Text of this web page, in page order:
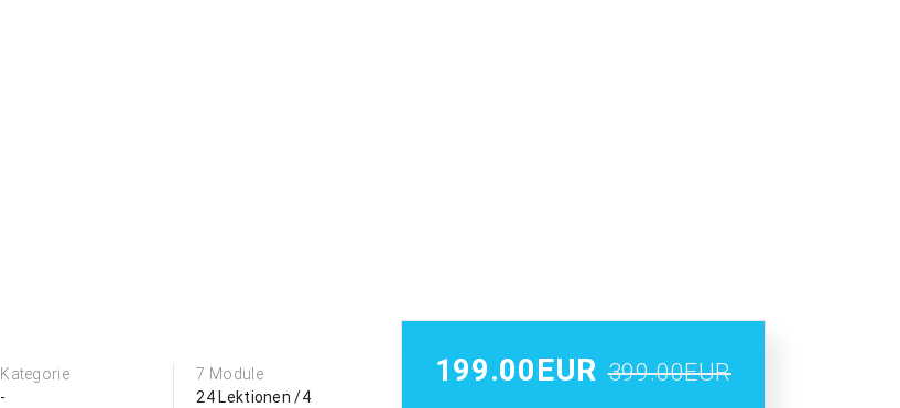
Kategorie
-
7 Module
24 Lektionen /4
199.00EUR 399.00EUR